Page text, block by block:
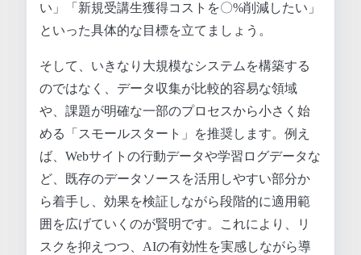
い」「新規受講生獲得コストを〇%削減したい」
といった具体的な目標を立てましょう。
そして、いきなり大規模なシステムを構築する
のではなく、データ収集が比較的容易な領域
や、課題が明確な一部のプロセスから小さく始
める「スモールスタート」を推奨します。例え
ば、Webサイトの行動データや学習ログデータな
ど、既存のデータソースを活用しやすい部分か
ら着手し、効果を検証しながら段階的に適用範
囲を広げていくのが賢明です。これにより、リ
スクを抑えつつ、AIの有効性を実感しながら導